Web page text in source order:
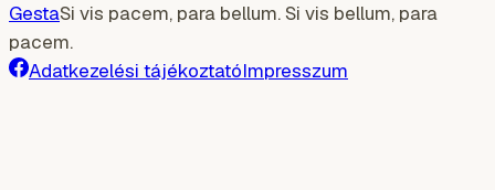
GestaSi vis pacem, para bellum. Si vis bellum, para
pacem.
Adatkezelési tájékoztatóImpresszum